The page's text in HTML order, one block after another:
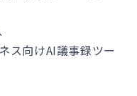
ス向けAI議事録ツー